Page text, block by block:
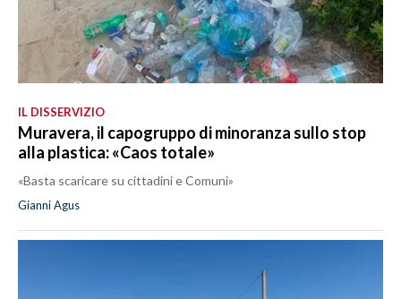
IL DISSERVIZIO
Muravera, il capogruppo di minoranza sullo stop
alla plastica: «Caos totale»
«Basta scaricare su cittadini e Comuni»
Gianni Agus